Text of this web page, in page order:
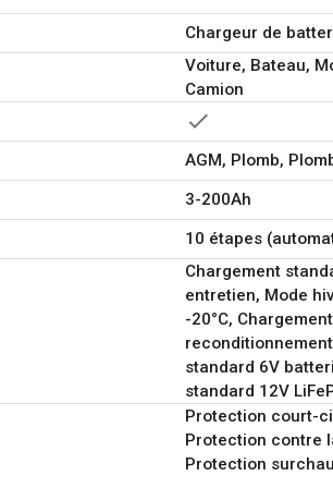
Les principales
Puissance nominale : 160 W
Tension de sortie : 12 V
Pour batteries d’une
Max. courant de charge : 10
Type de charge : 10 étapes
Température opérationnelle
Longueur du câble : 1.5 m
Que contient la boîte ?
1x chargeur intelligent
1x mode d'emploi
Chargeur de
Voiture, Bateau,
Camion
AGM, Plomb,
3-200Ah
10 étapes
Chargement
entretien, Mode
-20°C,
standard 6V
standard 12V
Protection court-
Protection contre
Protection